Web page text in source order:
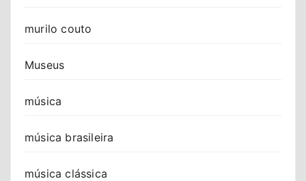
murilo couto
Museus
música
música brasileira
música clássica